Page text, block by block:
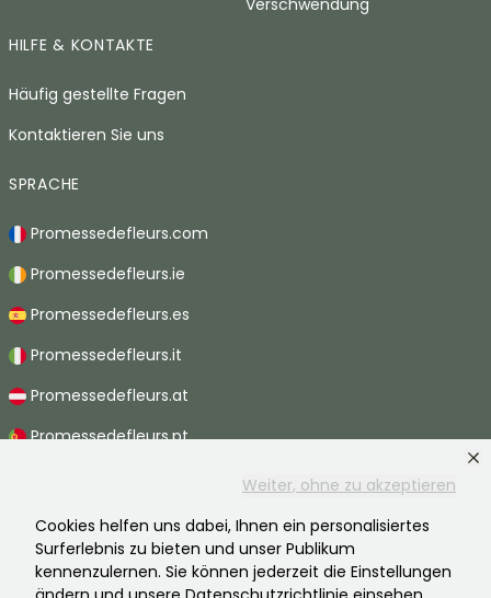
Weiter, ohne zu akzeptieren
Cookies helfen uns dabei, Ihnen ein personalisiertes
Surferlebnis zu bieten und unser Publikum
kennenzulernen. Sie können jederzeit die Einstellungen
Verschwendung
HILFE & KONTAKTE
Häufig gestellte Fragen
Kontaktieren Sie uns
SPRACHE
Promessedefleurs.com
Promessedefleurs.ie
Promessedefleurs.es
Promessedefleurs.it
Promessedefleurs.at
Promessedefleurs.pt
Promessedefleurs.be
Promessedefleurs.ch